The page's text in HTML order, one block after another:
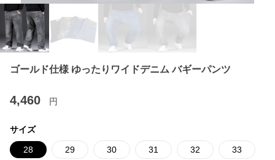
ゴールド仕様 ゆったりワイドデニム バギーパンツ
4,460 円
サイズ
28 29 30 31 32 33